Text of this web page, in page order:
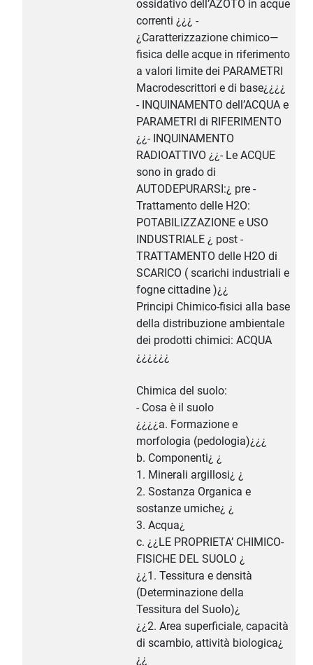
ossidativo dell’AZOTO in acque
correnti ¿¿¿ -
¿Caratterizzazione chimico—
fisica delle acque in riferimento
a valori limite dei PARAMETRI
Macrodescrittori e di base¿¿¿¿
- INQUINAMENTO dell’ACQUA e
PARAMETRI di RIFERIMENTO
¿¿- INQUINAMENTO
RADIOATTIVO ¿¿- Le ACQUE
sono in grado di
AUTODEPURARSI:¿ pre -
Trattamento delle H2O:
POTABILIZZAZIONE e USO
INDUSTRIALE ¿ post -
TRATTAMENTO delle H2O di
SCARICO ( scarichi industriali e
fogne cittadine )¿¿
Principi Chimico-fisici alla base
della distribuzione ambientale
dei prodotti chimici: ACQUA
¿¿¿¿¿¿
Chimica del suolo:
- Cosa è il suolo
¿¿¿¿a. Formazione e
morfologia (pedologia)¿¿¿
b. Componenti¿ ¿
1. Minerali argillosi¿ ¿
2. Sostanza Organica e
sostanze umiche¿ ¿
3. Acqua¿
c. ¿¿LE PROPRIETA’ CHIMICO-
FISICHE DEL SUOLO ¿
¿¿1. Tessitura e densità
(Determinazione della
Tessitura del Suolo)¿
¿¿2. Area superficiale, capacità
di scambio, attività biologica¿
¿¿